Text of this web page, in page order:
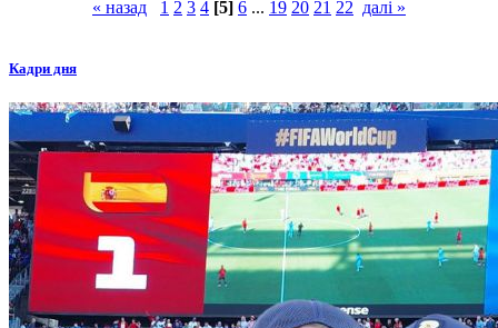
« назад 1 2 3 4 [5] 6 ... 19 20 21 22 далі »
Кадри дня